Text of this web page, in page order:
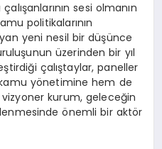
sesi olmanın
politikalarının
yeni nesil bir düşünce
üzerinden bir yıl
çalıştaylar, paneller
yönetimine hem de
kurum, geleceğin
önemli bir aktör